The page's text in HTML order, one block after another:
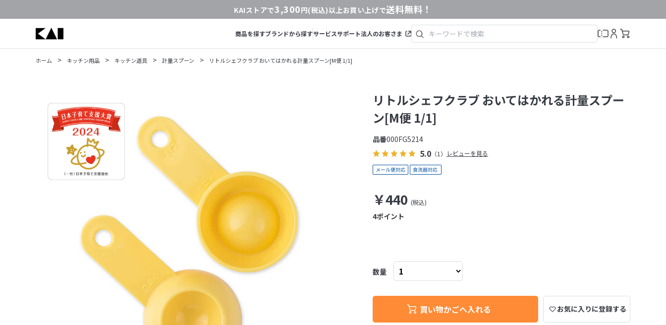
KAIストアで3,300円(税込)以上お買い上げで送料無料！
商品を探すブランドから探すサービスサポート法人のお客さま
ホーム > キッチン用品 > キッチン道具 > 計量スプーン > リトルシェフクラブ おいてはかれる計量スプーン[M便 1/1]
5.0 （1） レビューを見る
リトルシェフクラブ おいてはかれる計量スプー
ン[M便 1/1]
￥440
品番000FG5214
ポイント
4
数量
買い物かごへ入れる お気に入りに登録する